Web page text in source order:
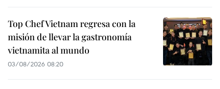
Top Chef Vietnam regresa con la
misión de llevar la gastronomía
vietnamita al mundo
03/08/2026 08:20